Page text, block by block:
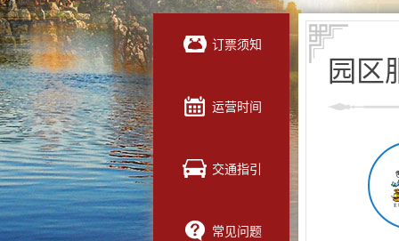
订票须知
运营时间
交通指引
常见问题
园区